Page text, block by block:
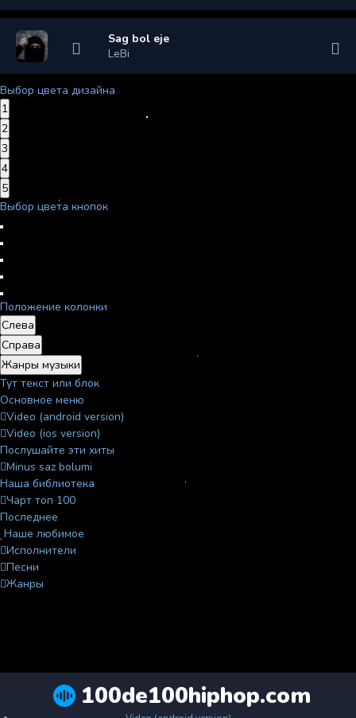
Sag bol eje
LeBi
Выбор цвета дизайна
1
2
3
4
5
Выбор цвета кнопок
Положение колонки
Слева
Справа
Жанры музыки
Тут текст или блок
Основное меню
Video (android version)
Video (ios version)
Послушайте эти хиты
Minus saz bolumi
Наша библиотека
Чарт топ 100
Последнее
Наше любимое
Исполнители
Песни
Жанры
100de100hiphop.com